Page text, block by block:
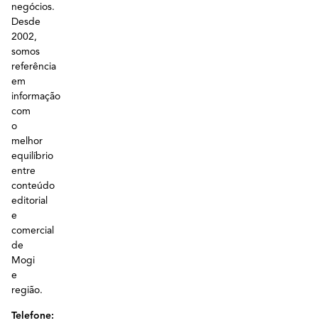
negócios.
Desde
2002,
somos
referência
em
informação
com
o
melhor
equilíbrio
entre
conteúdo
editorial
e
comercial
de
Mogi
e
região.
Telefone: